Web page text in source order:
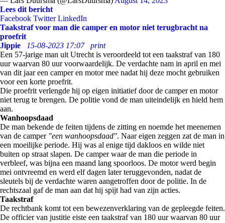
Lees dit bericht
Facebook Twitter LinkedIn
Taakstraf voor man die camper en motor niet terugbracht na
proefrit
Jippie
15-08-2023 17:07
print
Een 57-jarige man uit Utrecht is veroordeeld tot een taakstraf van 180
uur waarvan 80 uur voorwaardelijk. De verdachte nam in april en mei
van dit jaar een camper en motor mee nadat hij deze mocht gebruiken
voor een korte proefrit.
Die proefrit verlengde hij op eigen initiatief door de camper en motor
niet terug te brengen. De politie vond de man uiteindelijk en hield hem
aan.
Wanhoopsdaad
De man bekende de feiten tijdens de zitting en noemde het meenemen
van de camper "een wanhoopsdaad". Naar eigen zeggen zat de man in
een moeilijke periode. Hij was al enige tijd dakloos en wilde niet
buiten op straat slapen. De camper waar de man die periode in
verbleef, was bijna een maand lang spoorloos. De motor werd begin
mei ontvreemd en werd elf dagen later teruggevonden, nadat de
sleutels bij de verdachte waren aangetroffen door de politie. In de
rechtszaal gaf de man aan dat hij spijt had van zijn acties.
Taakstraf
De rechtbank komt tot een bewezenverklaring van de gepleegde feiten.
De officier van justitie eiste een taakstraf van 180 uur waarvan 80 uur